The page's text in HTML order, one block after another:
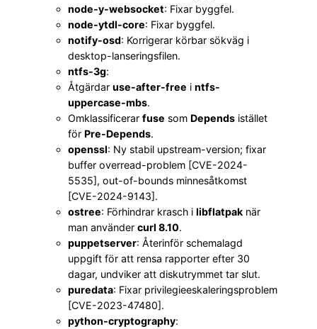
node-y-websocket: Fixar byggfel.
node-ytdl-core: Fixar byggfel.
notify-osd: Korrigerar körbar sökväg i
desktop-lanseringsfilen.
ntfs-3g:
Åtgärdar use-after-free i ntfs-
uppercase-mbs.
Omklassificerar fuse som Depends istället
för Pre-Depends.
openssl: Ny stabil upstream-version; fixar
buffer overread-problem [CVE-2024-
5535], out-of-bounds minnesåtkomst
[CVE-2024-9143].
ostree: Förhindrar krasch i libflatpak när
man använder curl 8.10.
puppetserver: Återinför schemalagd
uppgift för att rensa rapporter efter 30
dagar, undviker att diskutrymmet tar slut.
puredata: Fixar privilegieeskaleringsproblem
[CVE-2023-47480].
python-cryptography: